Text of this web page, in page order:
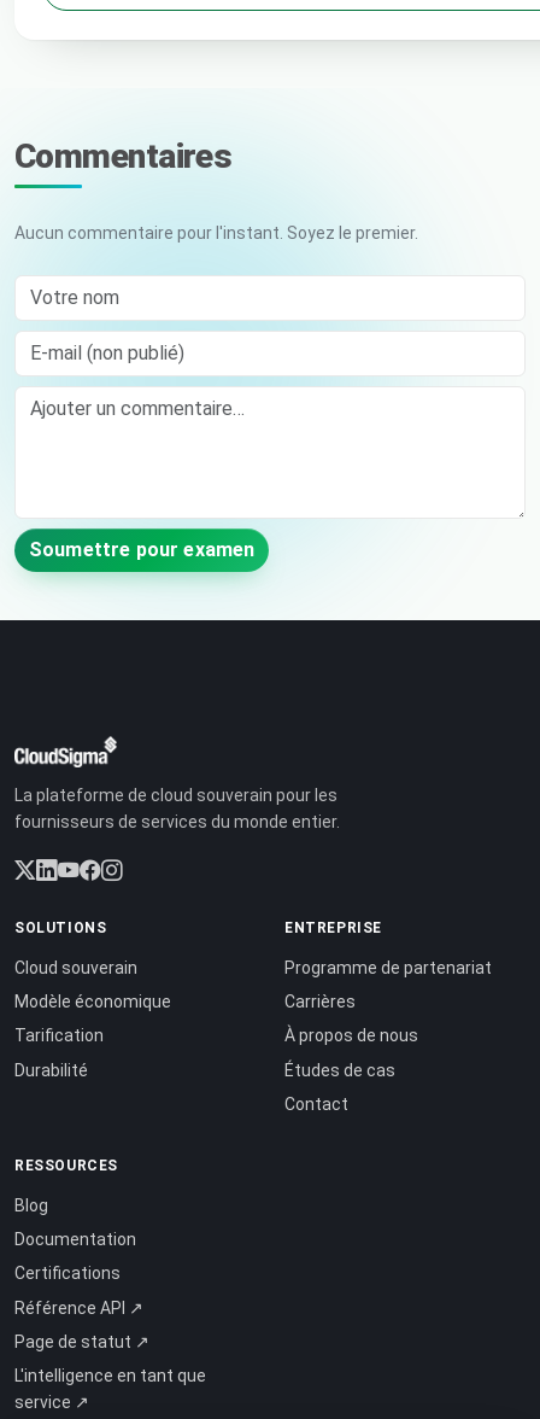
Commentaires
Aucun commentaire pour l'instant. Soyez le premier.
Votre nom
E-mail (non publié)
Comment
Soumettre pour examen
La plateforme de cloud souverain pour les
fournisseurs de services du monde entier.
SOLUTIONS
Cloud souverain
Modèle économique
Tarification
Durabilité
ENTREPRISE
Programme de partenariat
Carrières
À propos de nous
Études de cas
Contact
RESSOURCES
Blog
Documentation
Certifications
Référence API ↗
Page de statut ↗
L'intelligence en tant que
service ↗